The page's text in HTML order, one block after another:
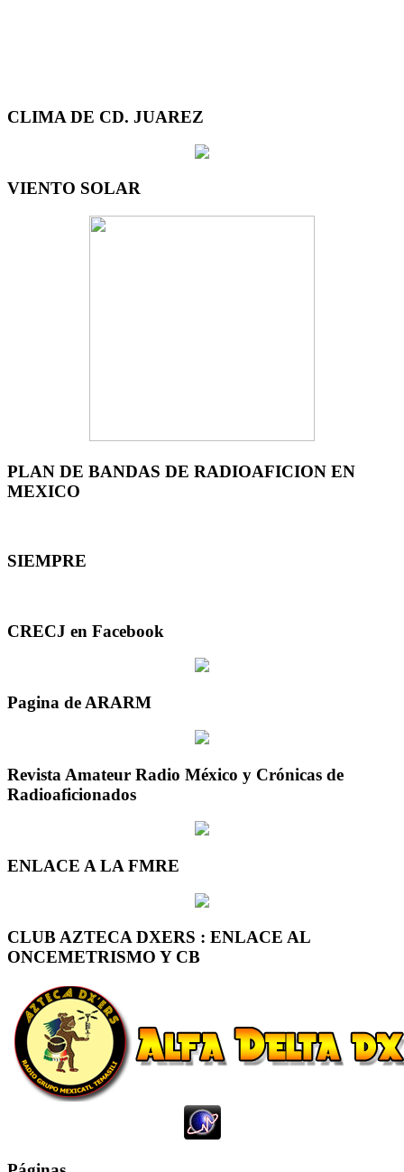
CLIMA DE CD. JUAREZ
VIENTO SOLAR
PLAN DE BANDAS DE RADIOAFICION EN
MEXICO
SIEMPRE
CRECJ en Facebook
Pagina de ARARM
Revista Amateur Radio México y Crónicas de
Radioaficionados
ENLACE A LA FMRE
CLUB AZTECA DXERS : ENLACE AL
ONCEMETRISMO Y CB